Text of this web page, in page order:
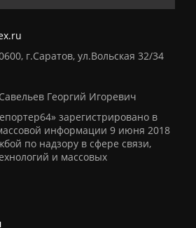
г.Саратов, ул.Вольская 32/34
Георгий Игоревич
зарегистрировано в
информации 9 июня 2018
по надзору в сфере связи,
и массовых